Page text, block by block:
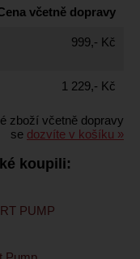
včetně dopravy
999,- Kč
1 229,- Kč
zboží včetně dopravy
se dozvíte v košíku »
koupili:
PUMP